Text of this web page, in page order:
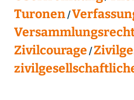
Turonen
Zivilcourage